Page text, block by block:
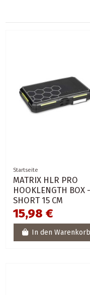
Startseite
MATRIX HLR PRO
HOOKLENGTH BOX -
SHORT 15 CM
15,98 €
In den Warenkorb